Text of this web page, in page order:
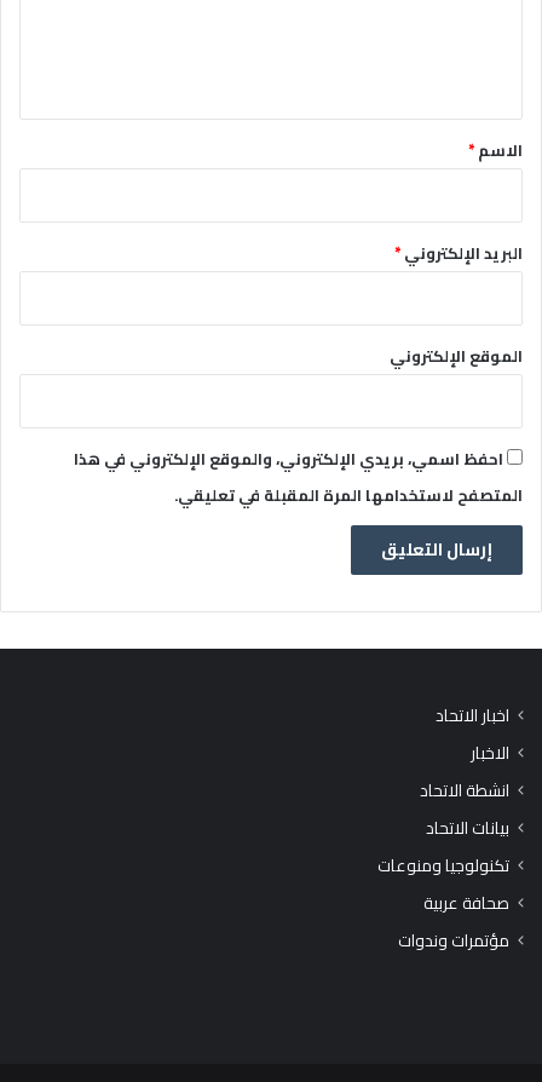
*الاسم*
البريد الإلكتروني*
الموقع الإلكتروني
احفظ اسمي، بريدي الإلكتروني، والموقع الإلكتروني في هذا
المتصفح لاستخدامها المرة المقبلة في تعليقي.
اخبار الاتحاد
الاخبار
انشطة الاتحاد
بيانات الاتحاد
تكنولوجيا ومنوعات
صحافة عربية
مؤتمرات وندوات